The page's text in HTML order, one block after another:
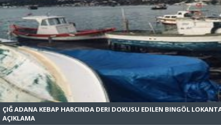
ÇIĞ ADANA KEBAP HARCINDA DERI DOKUSU EDILEN BINGÖL
AÇIKLAMA